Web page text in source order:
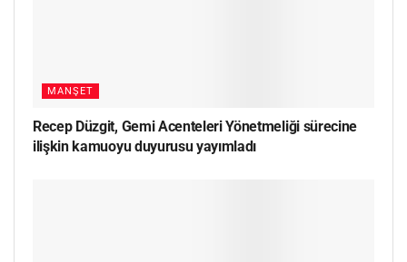
MANŞET
Recep Düzgit, Gemi Acenteleri Yönetmeliği sürecine
ilişkin kamuoyu duyurusu yayımladı